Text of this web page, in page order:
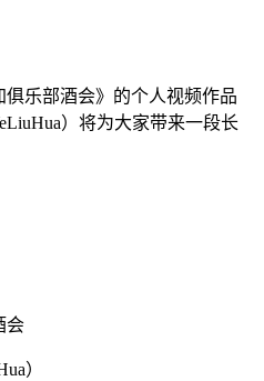
乐部酒会》的个人视频作品
）将为大家带来一段长
会
）